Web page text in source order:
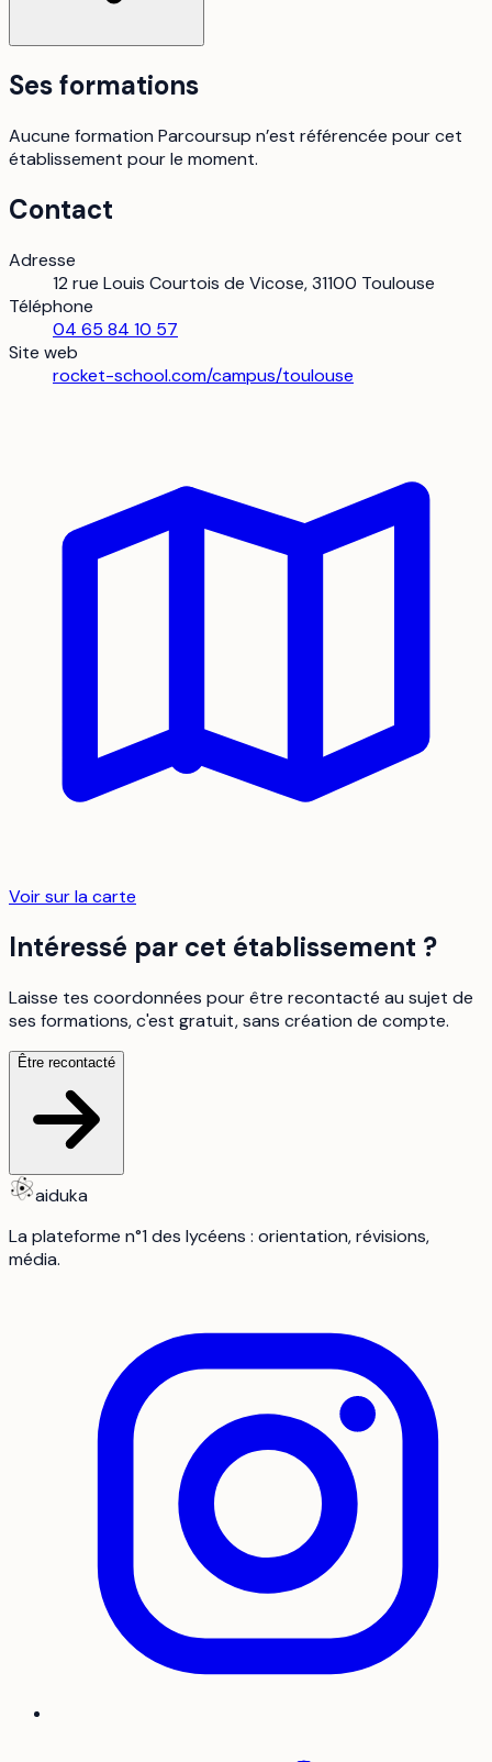
Ses formations
Aucune formation Parcoursup n’est référencée pour cet
établissement pour le moment.
Contact
Adresse
12 rue Louis Courtois de Vicose, 31100 Toulouse
Téléphone
04 65 84 10 57
Site web
rocket-school.com/campus/toulouse
Voir sur la carte
Intéressé par cet établissement ?
Laisse tes coordonnées pour être recontacté au sujet de
ses formations, c'est gratuit, sans création de compte.
Être recontacté
aiduka
La plateforme n°1 des lycéens : orientation, révisions,
média.